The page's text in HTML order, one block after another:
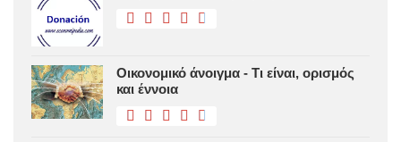
Οικονομικό άνοιγμα - Τι είναι, ορισμός
και έννοια